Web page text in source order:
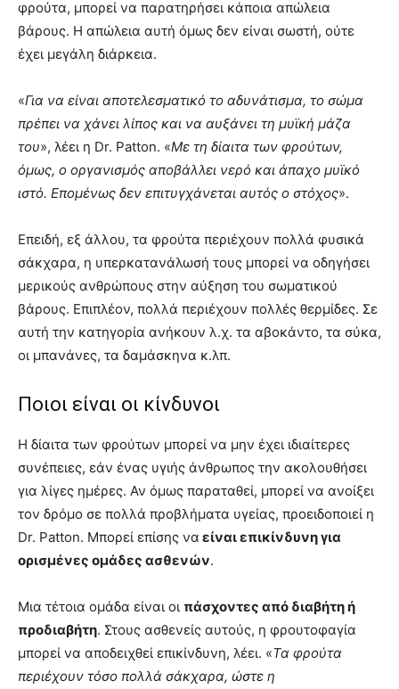
φρούτα, μπορεί να παρατηρήσει κάποια απώλεια
βάρους. Η απώλεια αυτή όμως δεν είναι σωστή, ούτε
έχει μεγάλη διάρκεια.
«Για να είναι αποτελεσματικό το αδυνάτισμα, το σώμα
πρέπει να χάνει λίπος και να αυξάνει τη μυϊκή μάζα
του», λέει η Dr. Patton. «Με τη δίαιτα των φρούτων,
όμως, ο οργανισμός αποβάλλει νερό και άπαχο μυϊκό
ιστό. Επομένως δεν επιτυγχάνεται αυτός ο στόχος».
Επειδή, εξ άλλου, τα φρούτα περιέχουν πολλά φυσικά
σάκχαρα, η υπερκατανάλωσή τους μπορεί να οδηγήσει
μερικούς ανθρώπους στην αύξηση του σωματικού
βάρους. Επιπλέον, πολλά περιέχουν πολλές θερμίδες. Σε
αυτή την κατηγορία ανήκουν λ.χ. τα αβοκάντο, τα σύκα,
οι μπανάνες, τα δαμάσκηνα κ.λπ.
Ποιοι είναι οι κίνδυνοι
Η δίαιτα των φρούτων μπορεί να μην έχει ιδιαίτερες
συνέπειες, εάν ένας υγιής άνθρωπος την ακολουθήσει
για λίγες ημέρες. Αν όμως παραταθεί, μπορεί να ανοίξει
τον δρόμο σε πολλά προβλήματα υγείας, προειδοποιεί η
Dr. Patton. Μπορεί επίσης να είναι επικίνδυνη για
ορισμένες ομάδες ασθενών.
Μια τέτοια ομάδα είναι οι πάσχοντες από διαβήτη ή
προδιαβήτη. Στους ασθενείς αυτούς, η φρουτοφαγία
μπορεί να αποδειχθεί επικίνδυνη, λέει. «Τα φρούτα
περιέχουν τόσο πολλά σάκχαρα, ώστε η